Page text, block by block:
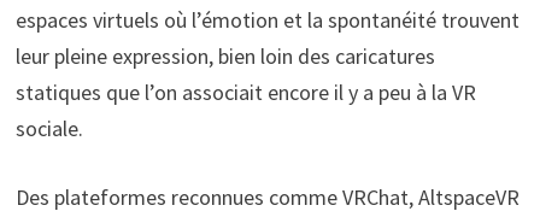
espaces virtuels où l’émotion et la spontanéité trouvent
leur pleine expression, bien loin des caricatures
statiques que l’on associait encore il y a peu à la VR
sociale.
Des plateformes reconnues comme VRChat, AltspaceVR